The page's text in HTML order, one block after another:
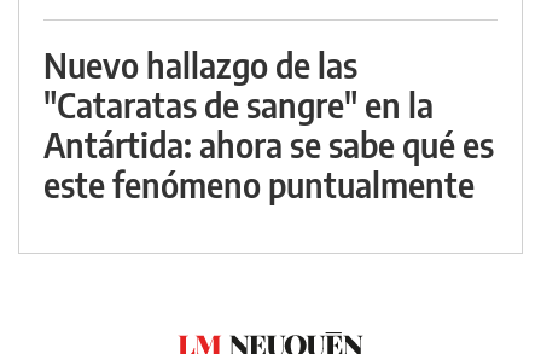
Nuevo hallazgo de las
"Cataratas de sangre" en la
Antártida: ahora se sabe qué es
este fenómeno puntualmente